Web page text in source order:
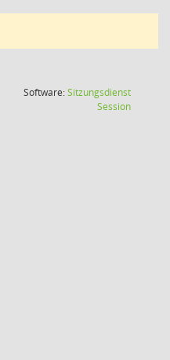
Software:Sitzungsdienst
Session(Wird in